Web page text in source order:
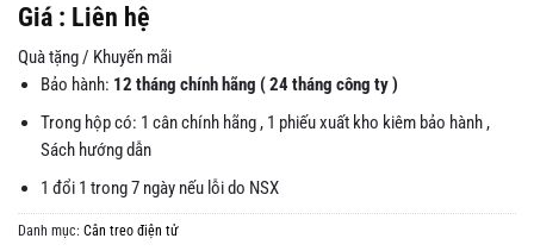
Giá : Liên hệ
Quà tặng / Khuyến mãi
Bảo hành: 12 tháng chính hãng ( 24 tháng công ty )
Trong hộp có: 1 cân chính hãng , 1 phiếu xuất kho kiêm bảo hành ,
Sách hướng dẫn
1 đổi 1 trong 7 ngày nếu lỗi do NSX
Danh mục: Cân treo điện tử